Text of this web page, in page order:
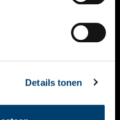
Details tonen